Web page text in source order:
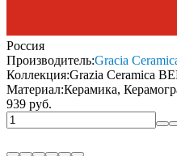
Россия
Производитель:Gracia
Коллекция:Grazia Ceramica
Материал:Керамика,
939 руб.